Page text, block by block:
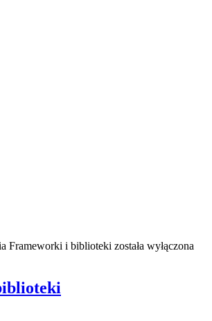
Frameworki i biblioteki została wyłączona